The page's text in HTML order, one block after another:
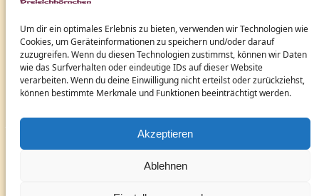
Um dir ein optimales Erlebnis zu bieten, verwenden wir Technologien wie
Cookies, um Geräteinformationen zu speichern und/oder darauf
zuzugreifen. Wenn du diesen Technologien zustimmst, können wir Daten
wie das Surfverhalten oder eindeutige IDs auf dieser Website
verarbeiten. Wenn du deine Einwilligung nicht erteilst oder zurückziehst,
können bestimmte Merkmale und Funktionen beeinträchtigt werden.
Akzeptieren
Ablehnen
und dem hessischen Ministerium für Arbeit, Integration,
Jugend und Soziales.